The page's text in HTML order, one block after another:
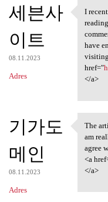
세븐사
이트
08.11.2023
Adres
I
I
have
href="
</a>
기가도
메인
08.11.2023
Adres
The
The
am
agree
<a
</a>